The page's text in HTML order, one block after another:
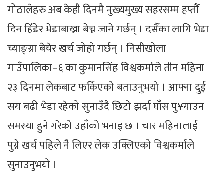
गोठालेहरु अब केही दिनमै मुख्यमुख्य सहरसम्म हप्तौँ
दिन हिँडेर भेडाबाख्रा बेच्न जाने गर्छन् । दसैँका लागि भेडा
च्याङ्ग्रा बेचेर खर्च जोहो गर्छन् । निसीखोला
गाउँपालिका–६ का कुमानसिंह विश्वकर्माले तीन महिना
२३ दिनमा लेकबाट फर्किएको बताउनुभयो । आफ्ना दुई
सय बढी भेडा रहेको सुनाउँदै छिटो झर्दा घाँस पु¥याउन
समस्या हुने गरेको उहाँको भनाइ छ । चार महिनालाई
पुग्ने खर्च पहिले नै लिएर लेक उक्लिएको विश्वकर्माले
सुनाउनुभयो ।